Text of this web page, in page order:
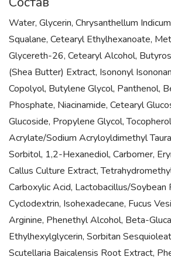
Water, Glycerin, Chrysanthellum
Squalane, Cetearyl Ethylhexanoate,
Glycereth-26, Cetearyl Alcohol,
(Shea Butter) Extract, Isononyl
Copolyol, Butylene Glycol, Panthenol,
Phosphate, Niacinamide, Cetearyl
Glucoside, Propylene Glycol,
Acrylate/Sodium Acryloyldimethyl
Sorbitol, 1,2-Hexanediol, Carbomer,
Callus Culture Extract,
Carboxylic Acid, Lactobacillus/Soybean
Cyclodextrin, Isohexadecane, Fucus
Arginine, Phenethyl Alcohol, Beta-
Ethylhexylglycerin, Sorbitan
Scutellaria Baicalensis Root Extract,